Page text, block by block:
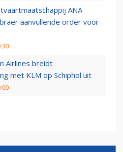
ANA
aanvullende order voor
Airlines breidt
met KLM op Schiphol uit